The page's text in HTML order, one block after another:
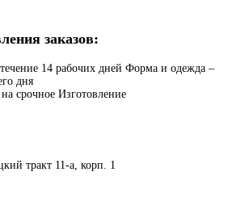
заказов:
14 рабочих дней Форма и одежда –
дня
срочное Изготовление
тракт 11-а, корп. 1